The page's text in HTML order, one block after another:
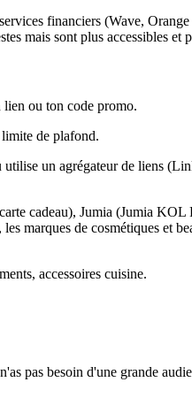
financiers (Wave,
mais sont plus accessibles et
lien ou ton code promo.
de plafond.
un agrégateur de liens
cadeau), Jumia (Jumia
marques de cosmétiques et
accessoires cuisine.
pas besoin d'une grande